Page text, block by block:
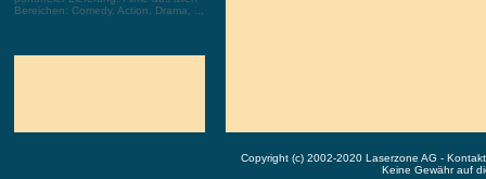
Bereichen: Comedy, Action, Drama, ...
Copyright (c) 2002-2020 Laserzone AG -
Keine Gewähr auf